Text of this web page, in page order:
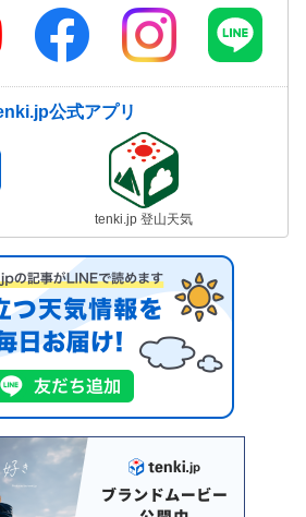
公式アプリ
tenki.jp 登山天気